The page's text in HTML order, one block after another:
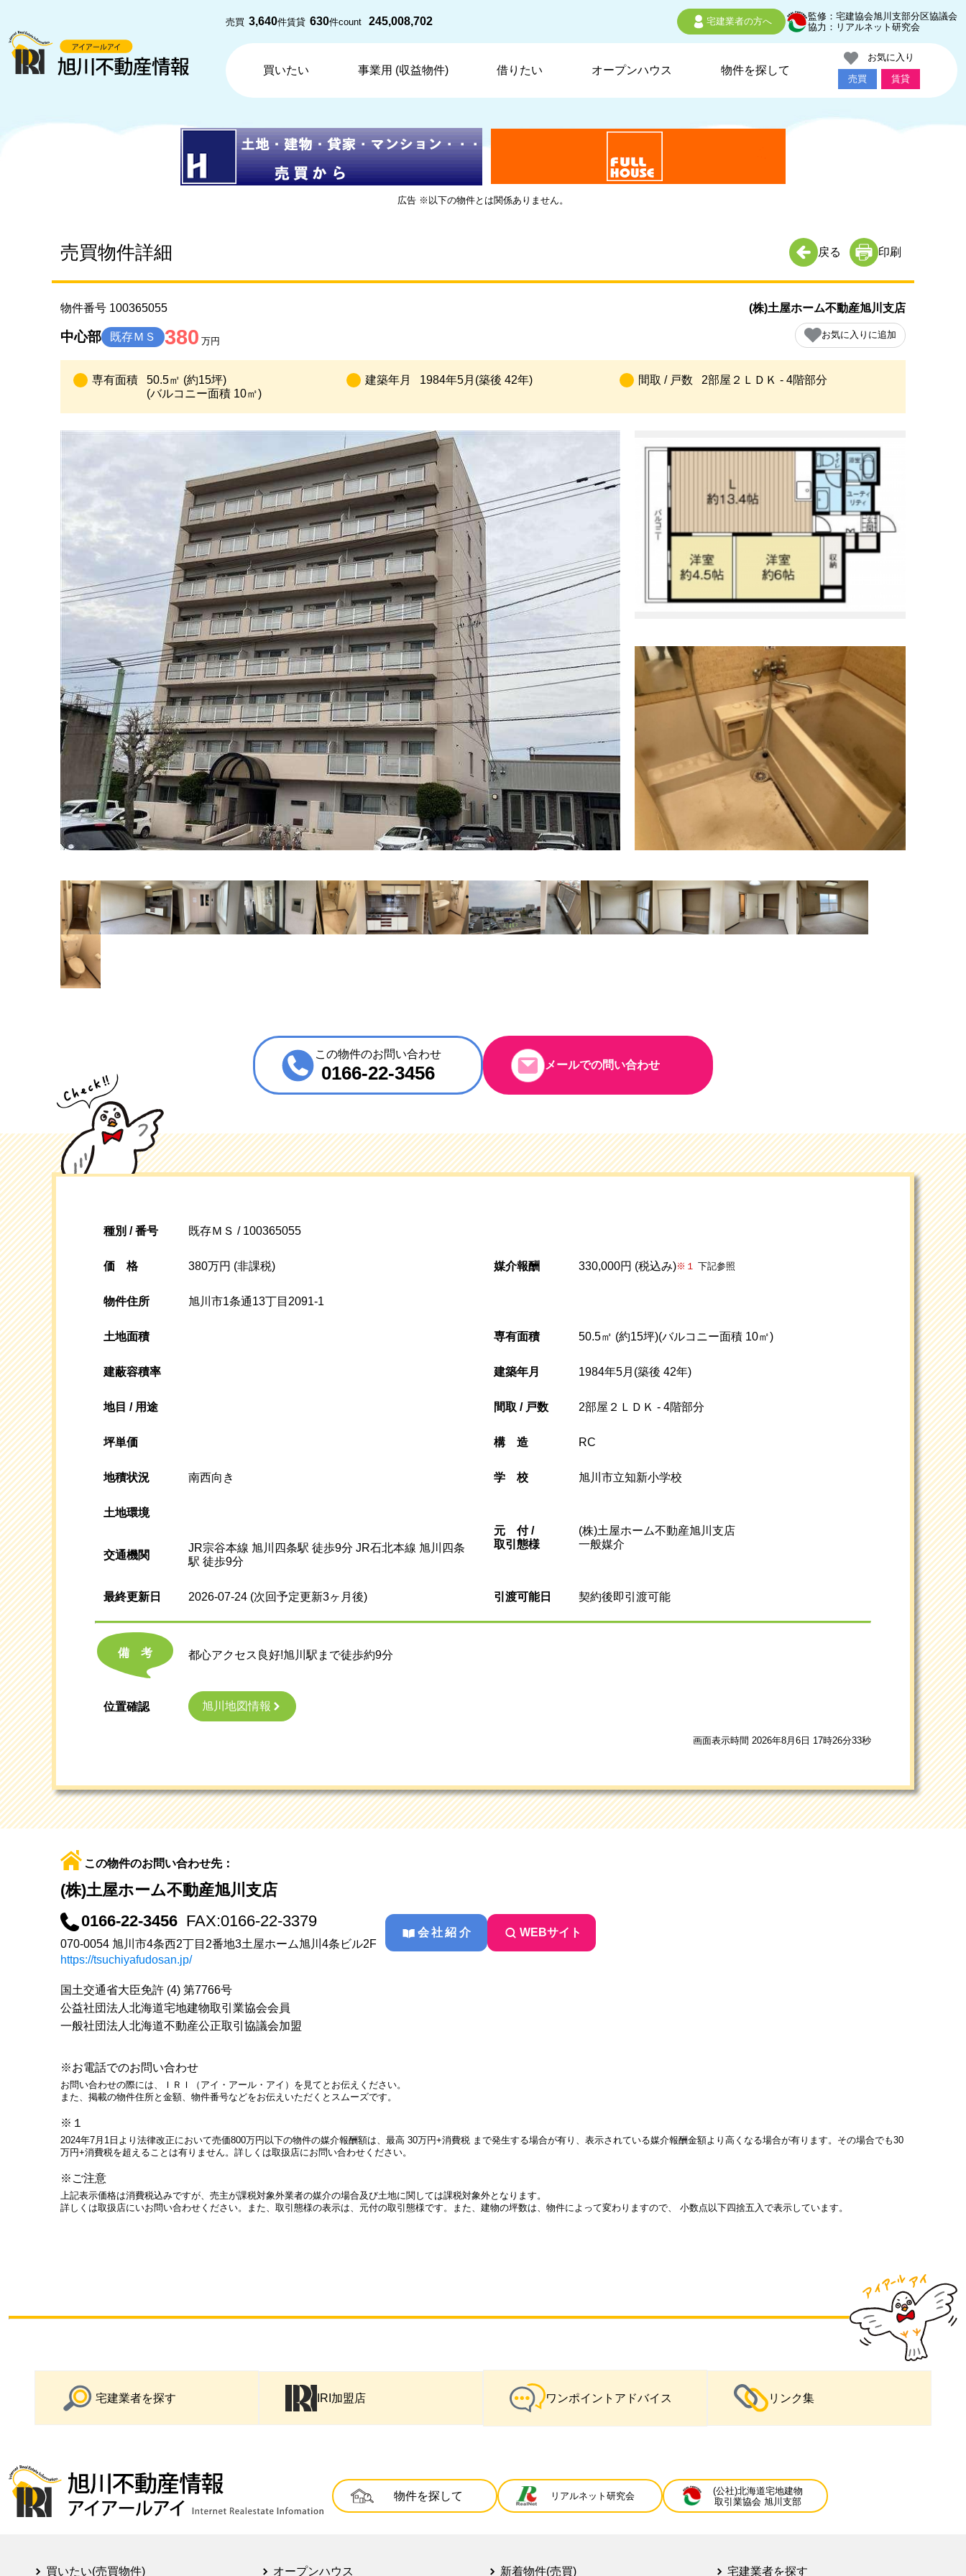
売買 3,640件賃貸 630件count 245,008,702 宅建業者の方へ
監修：宅建協会旭川支部分区協議会
協力：リアルネット研究会
買いたい 事業用 (収益物件) 借りたい オープンハウス 物件を探して
お気に入り
売買
賃貸
広告 ※以下の物件とは関係ありません。
売買物件詳細 戻る 印刷
物件番号 100365055
中心部 既存ＭＳ 380 万円
(株)土屋ホーム不動産旭川支店
お気に入りに追加
専有面積
50.5㎡ (約15坪)
(バルコニー面積 10㎡)
建築年月 1984年5月(築後 42年) 間取 / 戸数 2部屋２ＬＤＫ - 4階部分
この物件のお問い合わせ
0166-22-3456 メールでの問い合わせ
種別 / 番号 既存ＭＳ / 100365055
価格 380万円 (非課税) 媒介報酬 330,000円 (税込み)※１ 下記参照
物件住所 旭川市1条通13丁目2091-1
土地面積 専有面積 50.5㎡ (約15坪)(バルコニー面積 10㎡)
建蔽容積率 建築年月 1984年5月(築後 42年)
地目 / 用途 間取 / 戸数 2部屋２ＬＤＫ - 4階部分
坪単価 構造 RC
地積状況 南西向き 学校 旭川市立知新小学校
土地環境
元 付 /
取引態様
(株)土屋ホーム不動産旭川支店
一般媒介
交通機関
JR宗谷本線 旭川四条駅 徒歩9分 JR石北本線 旭川四条
駅 徒歩9分
最終更新日 2026-07-24 (次回予定更新3ヶ月後) 引渡可能日 契約後即引渡可能
備考 都心アクセス良好!旭川駅まで徒歩約9分
位置確認 旭川地図情報
画面表示時間 2026年8月6日 17時26分33秒
この物件のお問い合わせ先：
(株)土屋ホーム不動産旭川支店
0166-22-3456 FAX:0166-22-3379
070-0054 旭川市4条西2丁目2番地3土屋ホーム旭川4条ビル2F
https://tsuchiyafudosan.jp/
会社紹介 WEBサイト
国土交通省大臣免許 (4) 第7766号
公益社団法人北海道宅地建物取引業協会会員
一般社団法人北海道不動産公正取引協議会加盟
※お電話でのお問い合わせ
お問い合わせの際には、ＩＲＩ（アイ・アール・アイ）を見てとお伝えください。
また、掲載の物件住所と金額、物件番号などをお伝えいただくとスムーズです。
※１
2024年7月1日より法律改正において売価800万円以下の物件の媒介報酬額は、最高 30万円+消費税 まで発生する場合が有り、表示されている媒介報酬金額より高くなる場合が有ります。その場合でも30
万円+消費税を超えることは有りません。詳しくは取扱店にお問い合わせください。
※ご注意
上記表示価格は消費税込みですが、売主が課税対象外業者の媒介の場合及び土地に関しては課税対象外となります。
詳しくは取扱店にいお問い合わせください。また、取引態様の表示は、元付の取引態様です。また、建物の坪数は、物件によって変わりますので、 小数点以下四捨五入で表示しています。
宅建業者を探す IRI加盟店 ワンポイントアドバイス リンク集
物件を探して リアルネット研究会
(公社)北海道宅地建物
取引業協会 旭川支部
買いたい(売買物件) オープンハウス 新着物件(売買) 宅建業者を探す